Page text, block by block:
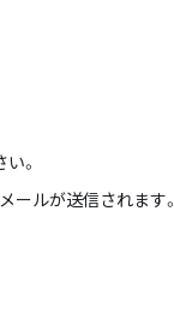
。
ールが送信されます。